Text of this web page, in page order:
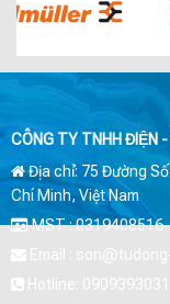
CÔNG TY TNHH ĐIỆN
Địa chỉ: 75 Đường Số
Chí Minh, Việt Nam
MST : 0319408516
Email :
Hotline: 0909393031